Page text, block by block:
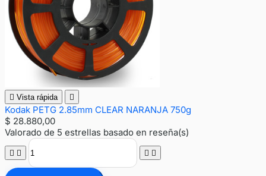
 Vista rápida 
Kodak PETG 2.85mm CLEAR NARANJA 750g
$ 28.880,00
Valorado de 5 estrellas basado en reseña(s)
   